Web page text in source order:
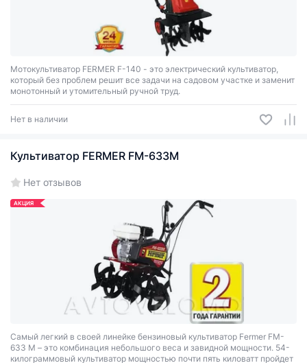
Мотокультиватор FERMER F-140 - это электрический культиватор,
который без проблем решит все задачи на садовом участке и заменит
монотонный и утомительный ручной труд.
Нет в наличии
Культиватор FERMER FM-633М
Нет отзывов
АКЦИЯ
Самый легкий в своей линейке бензиновый культиватор Fermer FM-
633 М – это комбинация небольшого веса и завидной мощности. 54-
килограммовый культиватор мощностью почти пять киловатт пройдет